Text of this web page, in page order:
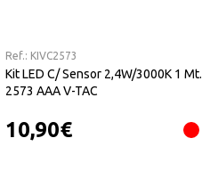
Ref.: KIVC2573
Kit LED C/ Sensor 2,4W/3000K 1 Mt.
2573 AAA V-TAC
10,90€